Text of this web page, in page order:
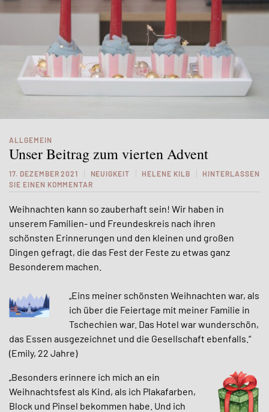
ALLGEMEIN
Unser Beitrag zum vierten Advent
17. DEZEMBER 2021 NEUIGKEIT HELENE KILB
HINTERLASSEN
SIE EINEN KOMMENTAR
Weihnachten kann so zauberhaft sein! Wir haben in
unserem Familien- und Freundeskreis nach ihren
schönsten Erinnerungen und den kleinen und großen
Dingen gefragt, die das Fest der Feste zu etwas ganz
Besonderem machen.
„Eins meiner schönsten Weihnachten war, als
ich über die Feiertage mit meiner Familie in
Tschechien war. Das Hotel war wunderschön,
das Essen ausgezeichnet und die Gesellschaft ebenfalls.“
(Emily, 22 Jahre)
„Besonders erinnere ich mich an ein
Weihnachtsfest als Kind, als ich Plakafarben,
Block und Pinsel bekommen habe. Und ich